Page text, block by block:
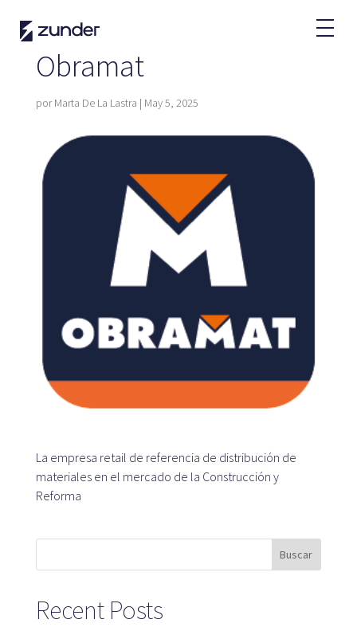
Usuario VE
App de Zunder
¿Cómo cargar?
Partners
Plataforma SaaS
Plataforma SaaS
¿Qué ofrecemos?
Obramat
porMarta De La Lastra | May 5, 2025
La empresa retail de referencia de distribución de
materiales en el mercado de la Construcción y
Reforma
Buscar
Recent Posts